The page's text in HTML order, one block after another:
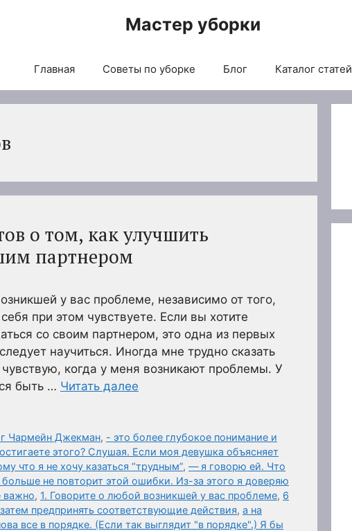
Мастер уборки
Главная Советы по уборке Блог Каталог статей
о том, как улучшить
партнером
у вас проблеме, независимо от того,
при этом чувствуете. Если вы хотите
со своим партнером, это одна из первых
научиться. Иногда мне трудно сказать
когда у меня возникают проблемы. У
быть … Читать далее
Чармейн Джекман, - это более глубокое понимание и
этого? Слушая. Если моя девушка объясняет
что я не хочу казаться “трудным”, — я говорю ей. Что
не повторит этой ошибки. Из-за этого я доверяю
важно, 1. Говорите о любой возникшей у вас проблеме, 6
предпринять соответствующие действия, а на
все в порядке. (Если так выглядит "в порядке".) Я бы